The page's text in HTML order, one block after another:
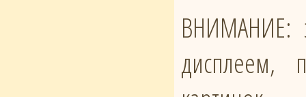
ВНИМАНИЕ:
дисплеем,